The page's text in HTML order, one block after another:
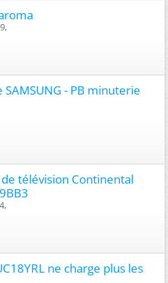
- PB minuterie
télévision Continental
ne charge plus les